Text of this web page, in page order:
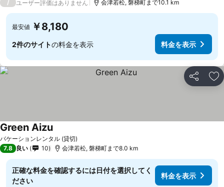
/ ユーザー評価はありません 会津若松, 磐梯町まで10.1 km
最安値 ￥8,180
2件のサイトの料金を表示 料金を表示
シェア お
バケーションレンタル (貸切)
Green Aizu
7.8 良い 10 会津若松, 磐梯町まで8.0 km
正確な料金を確認するには日付を選択してく
ださい
料金を表示